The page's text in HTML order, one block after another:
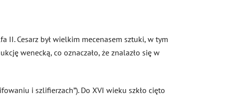
II. Cesarz był wielkim mecenasem sztuki, w tym
wenecką, co oznaczało, że znalazło się w
i szlifierzach”). Do XVI wieku szkło cięto